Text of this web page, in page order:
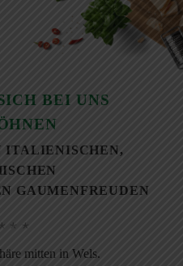
BEI UNS
ITALIENISCHEN,
GAUMENFREUDEN
mitten in Wels.